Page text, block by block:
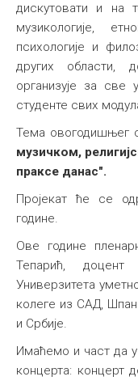
дискутовати и на
музикологије,
психологије и
других области,
организује за
студенте свих
Тема овогодишњег
музичком,
праксе данас".
Пројекат ће се
године.
Ове године
Тепарић, доцент
Универзитета
колеге из САД,
и Србије.
Имаћемо и част да у
концерта: концерт